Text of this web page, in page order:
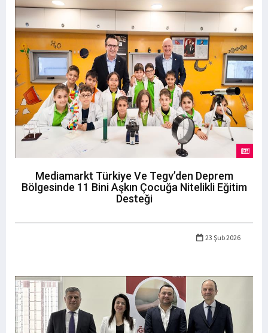
Mediamarkt Türkiye Ve Tegv’den Deprem
Bölgesinde 11 Bini Aşkın Çocuğa Nitelikli Eğitim
Desteği
23 Şub 2026